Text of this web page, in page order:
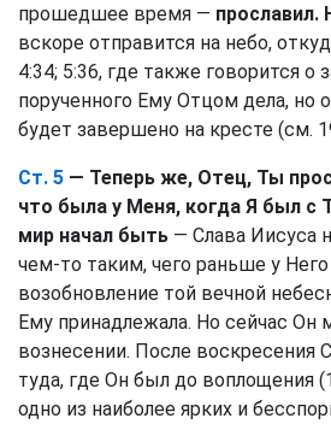
прошедшее время — прославил.
вскоре отправится на небо,
4:34; 5:36, где также говорится о
порученного Ему Отцом дела, но
будет завершено на кресте (см.
Ст. 5 — Теперь же, Отец, Ты
что была у Меня, когда Я был с
мир начал быть — Слава Иисуса
чем-то таким, чего раньше у
возобновление той вечной
Ему принадлежала. Но сейчас Он
вознесении. После воскресения
туда, где Он был до воплощения
одно из наиболее ярких и